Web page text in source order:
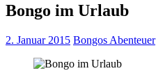
Bongo im Urlaub
2. Januar 2015 Bongos Abenteuer